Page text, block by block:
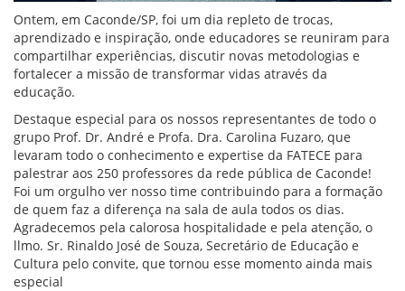
Ontem, em Caconde/SP, foi um dia repleto de trocas,
aprendizado e inspiração, onde educadores se reuniram para
compartilhar experiências, discutir novas metodologias e
fortalecer a missão de transformar vidas através da
educação.
Destaque especial para os nossos representantes de todo o
grupo Prof. Dr. André e Profa. Dra. Carolina Fuzaro, que
levaram todo o conhecimento e expertise da FATECE para
palestrar aos 250 professores da rede pública de Caconde!
Foi um orgulho ver nosso time contribuindo para a formação
de quem faz a diferença na sala de aula todos os dias.
Agradecemos pela calorosa hospitalidade e pela atenção, o
llmo. Sr. Rinaldo José de Souza, Secretário de Educação e
Cultura pelo convite, que tornou esse momento ainda mais
especial